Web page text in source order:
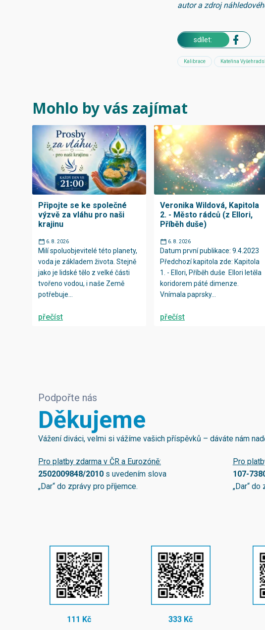
autor a zdroj
sdílet:
Kalibrace Kateřina
Mohlo by vás zajímat
Připojte se ke společné
výzvě za vláhu pro naši
krajinu
6. 8. 2026
Milí spoluobjevitelé této planety,
voda je základem života. Stejně
jako je lidské tělo z velké části
tvořeno vodou, i naše Země
potřebuje...
přečíst
Veronika Wildová, Kapitola
2. - Město rádců (z Ellori,
Příběh duše)
6. 8. 2026
Datum první publikace: 9.4.2023
Předchozí kapitola zde: Kapitola
1. - Ellori, Příběh duše Ellori letěla
koridorem páté dimenze.
Vnímala paprsky...
přečíst
Podpořte nás
Děkujeme
Vážení diváci, velmi si vážíme vašich příspěvků – dáváte nám
Pro platby zdarma v ČR a Eurozóně:
2502009848/2010 s uvedením slova
„Dar“ do zprávy pro příjemce.
Pro
107-
„Dar“
111 Kč 333 Kč